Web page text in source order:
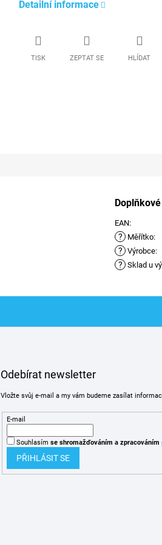
Detailní informace
TISK ZEPTAT SE HLÍDAT
EAN:
? Měřítko:
? Výrobce:
? Sklad u
Odebírat newsletter
Vložte svůj e-mail a my vám budeme zasílat
E-mail
Souhlasím se shromažďováním a zpracováním
PŘIHLÁSIT SE